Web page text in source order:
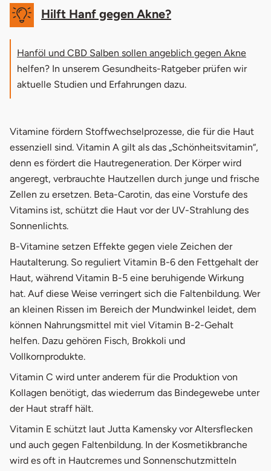
Hilft Hanf gegen Akne?
Hanföl und CBD Salben sollen angeblich gegen Akne
helfen? In unserem Gesundheits-Ratgeber prüfen wir
aktuelle Studien und Erfahrungen dazu.
Vitamine fördern Stoffwechselprozesse, die für die Haut
essenziell sind. Vitamin A gilt als das „Schönheitsvitamin“,
denn es fördert die Hautregeneration. Der Körper wird
angeregt, verbrauchte Hautzellen durch junge und frische
Zellen zu ersetzen. Beta-Carotin, das eine Vorstufe des
Vitamins ist, schützt die Haut vor der UV-Strahlung des
Sonnenlichts.
B-Vitamine setzen Effekte gegen viele Zeichen der
Hautalterung. So reguliert Vitamin B-6 den Fettgehalt der
Haut, während Vitamin B-5 eine beruhigende Wirkung
hat. Auf diese Weise verringert sich die Faltenbildung. Wer
an kleinen Rissen im Bereich der Mundwinkel leidet, dem
können Nahrungsmittel mit viel Vitamin B-2-Gehalt
helfen. Dazu gehören Fisch, Brokkoli und
Vollkornprodukte.
Vitamin C wird unter anderem für die Produktion von
Kollagen benötigt, das wiederrum das Bindegewebe unter
der Haut straff hält.
Vitamin E schützt laut Jutta Kamensky vor Altersflecken
und auch gegen Faltenbildung. In der Kosmetikbranche
wird es oft in Hautcremes und Sonnenschutzmitteln